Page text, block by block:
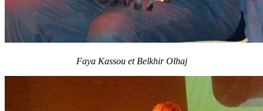
Faya Kassou et Belkhir Olhaj